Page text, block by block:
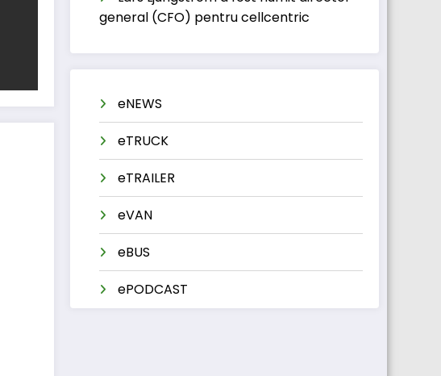
general (CFO) pentru cellcentric
eNEWS
eTRUCK
eTRAILER
eVAN
eBUS
ePODCAST